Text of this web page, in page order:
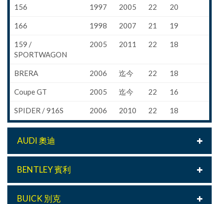
156 1997 2005 22 20
166 1998 2007 21 19
159 /
SPORTWAGON
2005 2011 22 18
BRERA 2006 迄今 22 18
Coupe GT 2005 迄今 22 16
SPIDER / 916S 2006 2010 22 18
AUDI 奧迪
BENTLEY 賓利
BUICK 別克